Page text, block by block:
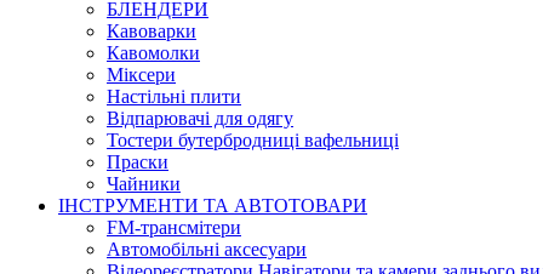
БЛЕНДЕРИ
Кавоварки
Кавомолки
Міксери
Настільні плити
Відпарювачі для одягу
Тостери бутербродниці вафельниці
Праски
Чайники
ІНСТРУМЕНТИ ТА АВТОТОВАРИ
FM-трансмітери
Автомобільні аксесуари